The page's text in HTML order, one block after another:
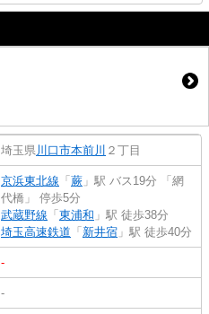
埼玉県川口市本前川 ２丁目
京浜東北線 「 蕨 」駅 バス19分 「網
代橋」 停歩5分
武蔵野線 「 東浦和 」駅 徒歩38分
埼玉高速鉄道 「 新井宿 」駅 徒歩40分
-
-